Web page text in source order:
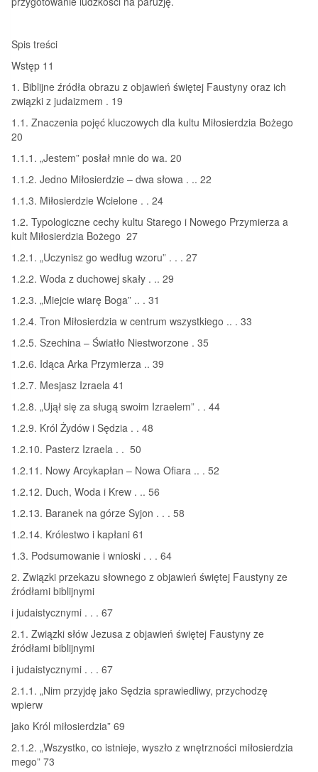
Spis treści
Wstęp 11
1. Biblijne źródła obrazu z objawień świętej Faustyny oraz ich
związki z judaizmem . 19
1.1. Znaczenia pojęć kluczowych dla kultu Miłosierdzia Bożego
20
1.1.1. „Jestem” posłał mnie do wa. 20
1.1.2. Jedno Miłosierdzie – dwa słowa . .. 22
1.1.3. Miłosierdzie Wcielone . . 24
1.2. Typologiczne cechy kultu Starego i Nowego Przymierza a
kult Miłosierdzia Bożego 27
1.2.1. „Uczynisz go według wzoru” . . . 27
1.2.2. Woda z duchowej skały . .. 29
1.2.3. „Miejcie wiarę Boga” .. . 31
1.2.4. Tron Miłosierdzia w centrum wszystkiego .. . 33
1.2.5. Szechina – Światło Niestworzone . 35
1.2.6. Idąca Arka Przymierza .. 39
1.2.7. Mesjasz Izraela 41
1.2.8. „Ujął się za sługą swoim Izraelem” . . 44
1.2.9. Król Żydów i Sędzia . . 48
1.2.10. Pasterz Izraela . . 50
1.2.11. Nowy Arcykapłan – Nowa Ofiara .. . 52
1.2.12. Duch, Woda i Krew . .. 56
1.2.13. Baranek na górze Syjon . . . 58
1.2.14. Królestwo i kapłani 61
1.3. Podsumowanie i wnioski . . . 64
2. Związki przekazu słownego z objawień świętej Faustyny ze
źródłami biblijnymi
i judaistycznymi . . . 67
2.1. Związki słów Jezusa z objawień świętej Faustyny ze
źródłami biblijnymi
i judaistycznymi . . . 67
2.1.1. „Nim przyjdę jako Sędzia sprawiedliwy, przychodzę
wpierw
jako Król miłosierdzia” 69
2.1.2. „Wszystko, co istnieje, wyszło z wnętrzności miłosierdzia
mego” 73